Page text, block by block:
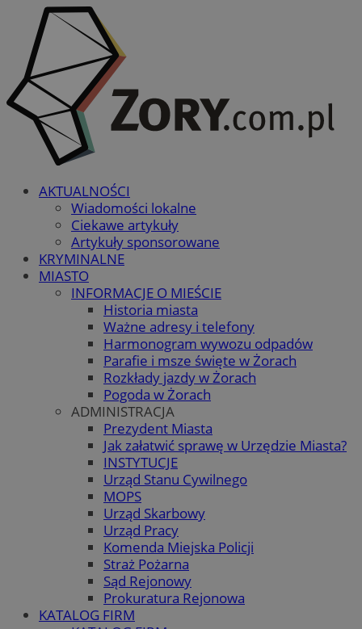
AKTUALNOŚCI
Wiadomości lokalne
Ciekawe artykuły
Artykuły sponsorowane
KRYMINALNE
MIASTO
INFORMACJE O MIEŚCIE
Historia miasta
Ważne adresy i telefony
Harmonogram wywozu odpadów
Parafie i msze święte w Żorach
Rozkłady jazdy w Żorach
Pogoda w Żorach
ADMINISTRACJA
Prezydent Miasta
Jak załatwić sprawę w Urzędzie Miasta?
INSTYTUCJE
Urząd Stanu Cywilnego
MOPS
Urząd Skarbowy
Urząd Pracy
Komenda Miejska Policji
Straż Pożarna
Sąd Rejonowy
Prokuratura Rejonowa
KATALOG FIRM